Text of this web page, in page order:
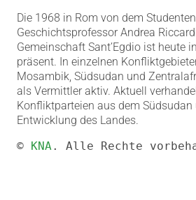
Die 1968 in Rom von dem
Geschichtsprofessor Andrea
Gemeinschaft Sant’Egdio ist heute
präsent. In einzelnen
Mosambik, Südsudan und
als Vermittler aktiv. Aktuell
Konfliktparteien aus dem Südsudan
Entwicklung des Landes.
© KNA. Alle Rechte